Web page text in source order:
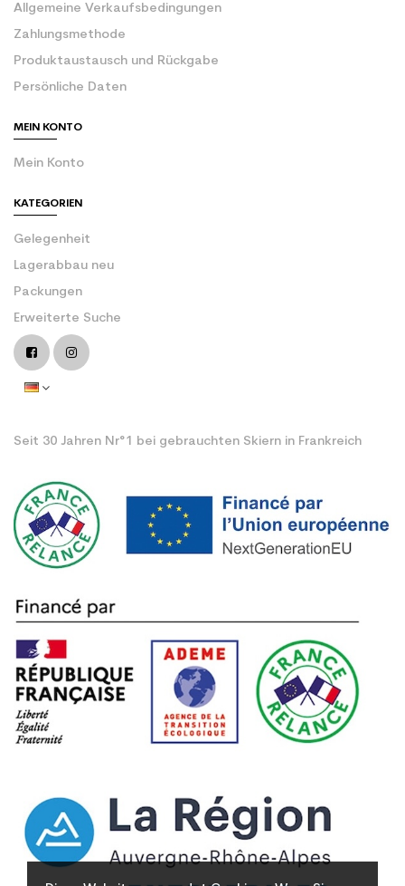
Allgemeine Verkaufsbedingungen
Zahlungsmethode
Produktaustausch und Rückgabe
Persönliche Daten
MEIN KONTO
Mein Konto
KATEGORIEN
Gelegenheit
Lagerabbau neu
Packungen
Erweiterte Suche
Seit 30 Jahren Nr°1 bei gebrauchten Skiern in Frankreich